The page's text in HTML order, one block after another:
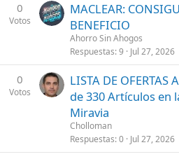
0
Votos
MACLEAR:
BENEFICIO
Ahorro Sin Ahogos
Respuestas 9 Jul 27, 2026
0
Votos
LISTA DE OFERTAS
de 330 Artículos en
Miravia
Cholloman
Respuestas 0 Jul 27, 2026